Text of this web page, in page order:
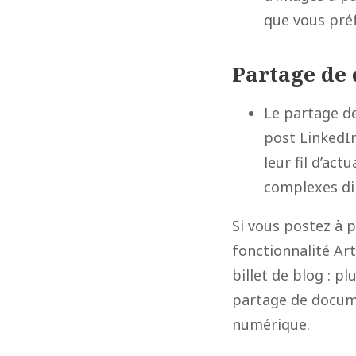
que vous
Partage de
Le partage
post
leur fil
complexes
Si vous postez à
fonctionnalité
billet de blog :
partage de
numérique.